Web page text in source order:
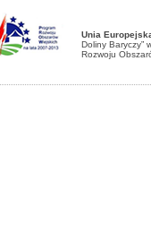
Unia
Doliny Baryczy”
Rozwoju